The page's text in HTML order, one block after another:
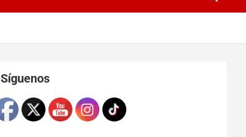
SíguenosSet Youtube Channel ID